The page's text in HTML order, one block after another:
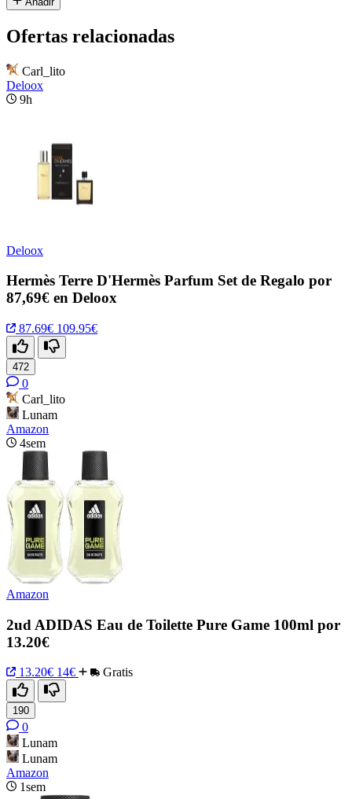
Ofertas relacionadas
Carl_lito
Deloox
9h
Deloox
Hermès Terre D'Hermès Parfum Set de Regalo por
87,69€ en Deloox
87.69€ 109.95€
472
0
Carl_lito
Lunam
Amazon
4sem
Amazon
2ud ADIDAS Eau de Toilette Pure Game 100ml por
13.20€
13.20€ 14€ Gratis
190
0
Lunam
Lunam
Amazon
1sem